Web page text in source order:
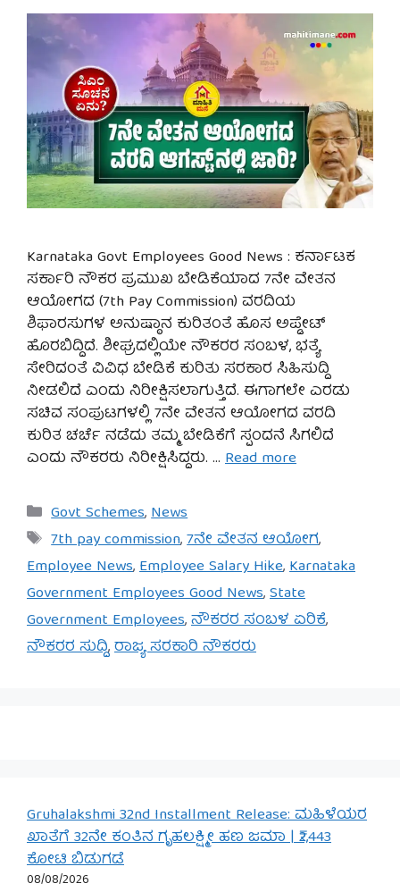
Karnataka Govt Employees Good News : ಕರ್ನಾಟಕ
ಸರ್ಕಾರಿ ನೌಕರ ಪ್ರಮುಖ ಬೇಡಿಕೆಯಾದ 7ನೇ ವೇತನ
ಆಯೋಗದ (7th Pay Commission) ವರದಿಯ
ಶಿಫಾರಸುಗಳ ಅನುಷ್ಠಾನ ಕುರಿತಂತೆ ಹೊಸ ಅಪ್ಡೇಟ್
ಹೊರಬಿದ್ದಿದೆ. ಶೀಘ್ರದಲ್ಲಿಯೇ ನೌಕರರ ಸಂಬಳ, ಭತ್ಯೆ
ಸೇರಿದಂತೆ ವಿವಿಧ ಬೇಡಿಕೆ ಕುರಿತು ಸರಕಾರ ಸಿಹಿಸುದ್ದಿ
ನೀಡಲಿದೆ ಎಂದು ನಿರೀಕ್ಷಿಸಲಾಗುತ್ತಿದೆ. ಈಗಾಗಲೇ ಎರಡು
ಸಚಿವ ಸಂಪುಟಗಳಲ್ಲಿ 7ನೇ ವೇತನ ಆಯೋಗದ ವರದಿ
ಕುರಿತ ಚರ್ಚೆ ನಡೆದು ತಮ್ಮ ಬೇಡಿಕೆಗೆ ಸ್ಪಂದನೆ ಸಿಗಲಿದೆ
ಎಂದು ನೌಕರರು ನಿರೀಕ್ಷಿಸಿದ್ದರು. … Read more
Categories
Govt Schemes,News
Tags
7th pay commission,7ನೇ ವೇತನ ಆಯೋಗ,
Employee News,Employee Salary Hike,Karnataka
Government Employees Good News,State
Government Employees,ನೌಕರರ ಸಂಬಳ ಏರಿಕೆ,
ನೌಕರರ ಸುದ್ದಿ,ರಾಜ್ಯ ಸರಕಾರಿ ನೌಕರರು
Gruhalakshmi 32nd Installment Release: ಮಹಿಳೆಯರ
ಖಾತೆಗೆ 32ನೇ ಕಂತಿನ ಗೃಹಲಕ್ಷ್ಮೀ ಹಣ ಜಮಾ | ₹2,443
ಕೋಟಿ ಬಿಡುಗಡೆ
08/08/2026